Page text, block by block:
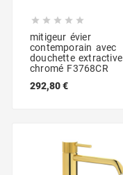
    
mitigeur évier
contemporain avec
douchette extractive
chromé F3768CR
292,80 €